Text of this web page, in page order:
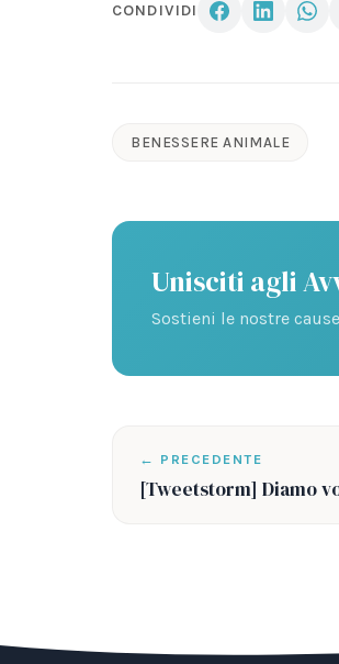
CONDIVIDI
BENESSERE ANIMALE
Unisciti agli
Sostieni le nostre
← PRECEDENTE
[Tweetstorm] Diamo